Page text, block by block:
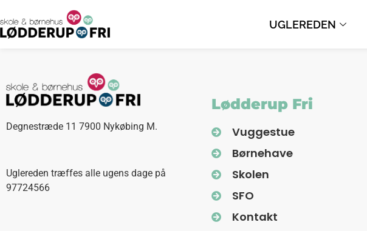
UGLEREDEN
Degnestræde 11 7900 Nykøbing M.
Uglereden træffes alle ugens dage på
97724566
Lødderup Fri
Vuggestue
Børnehave
Skolen
SFO
Kontakt